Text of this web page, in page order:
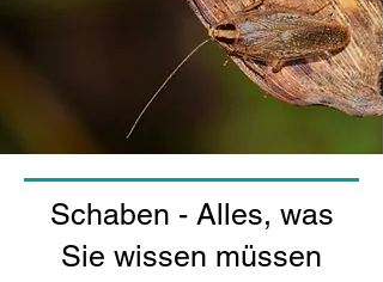
Schaben - Alles, was
Sie wissen müssen